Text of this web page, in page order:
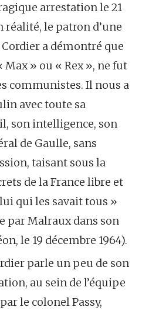
arrestation le 21
réalité, le patron d’une
a démontré que
Max » ou « Rex », ne fut
communistes. Il nous a
avec toute sa
son intelligence, son
de Gaulle, sans
taisant sous la
de la France libre et
qui les savait tous »
par Malraux dans son
le 19 décembre 1964).
parle un peu de son
au sein de l’équipe
le colonel Passy,